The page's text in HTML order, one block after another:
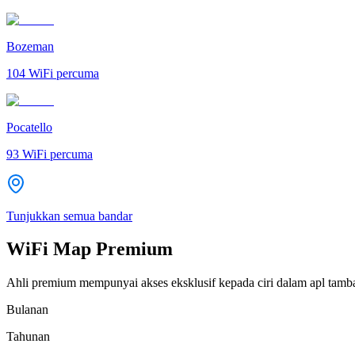
Bozeman
104 WiFi percuma
Pocatello
93 WiFi percuma
Tunjukkan semua bandar
WiFi Map Premium
Ahli premium mempunyai akses eksklusif kepada ciri dalam apl
Bulanan
Tahunan